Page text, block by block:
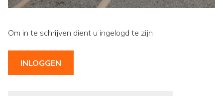
Om in te schrijven dient u ingelogd te zijn
INLOGGEN